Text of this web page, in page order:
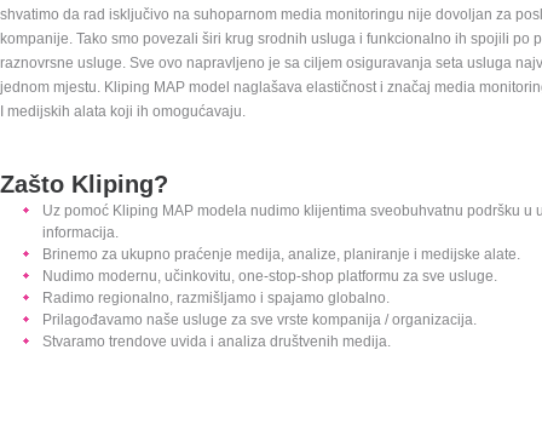
shvatimo da rad isključivo na suhoparnom media monitoringu nije dovoljan za
kompanije. Tako smo povezali širi krug srodnih usluga i funkcionalno ih spojili po
raznovrsne usluge. Sve ovo napravljeno je sa ciljem osiguravanja seta usluga
jednom mjestu. Kliping MAP model naglašava elastičnost i značaj media
I medijskih alata koji ih omogućavaju.
Zašto Kliping?
Uz pomoć Kliping MAP modela nudimo klijentima sveobuhvatnu podršku u
informacija.
Brinemo za ukupno praćenje medija, analize, planiranje i medijske alate.
Nudimo modernu, učinkovitu, one-stop-shop platformu za sve usluge.
Radimo regionalno, razmišljamo i spajamo globalno.
Prilagođavamo naše usluge za sve vrste kompanija / organizacija.
Stvaramo trendove uvida i analiza društvenih medija.